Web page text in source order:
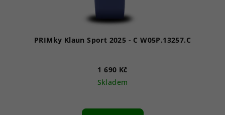
PRIMky Klaun Sport 2025 - C W05P.13257.C
1 690 Kč
Skladem